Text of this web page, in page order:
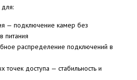
— подключение камер без
питания
распределение подключений в
точек доступа — стабильность и